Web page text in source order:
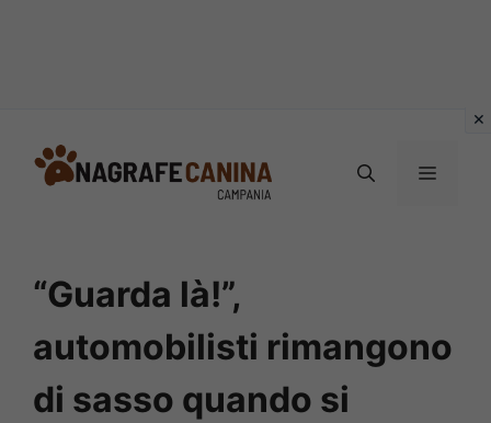
MENU
“Guarda là!”,
automobilisti rimangono
di sasso quando si